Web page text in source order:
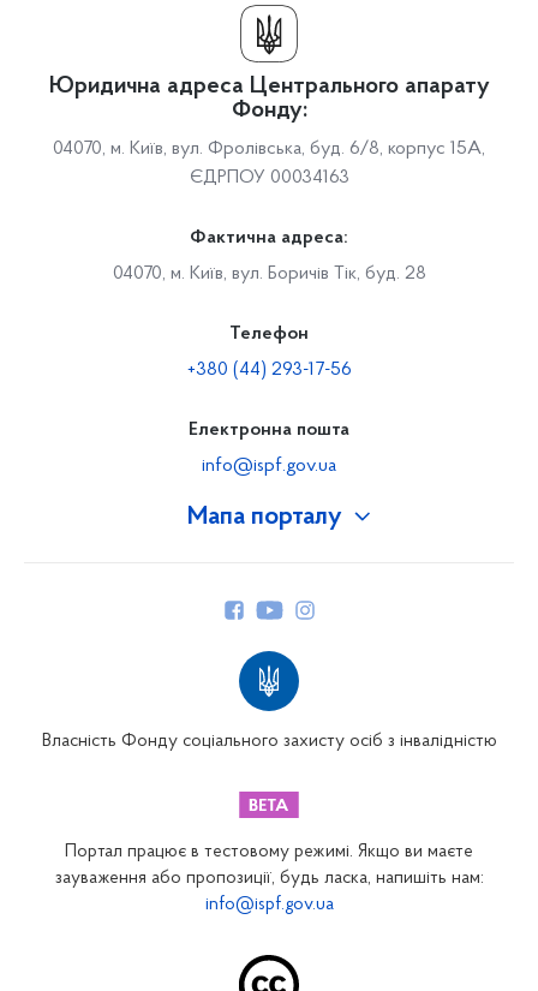
Мапа порталу
Закарпатське відділення
Запорізьке відділення
Юридична адреса Центрального апарату
Фонду:
04070, м. Київ, вул. Фролівська, буд. 6/8, корпус 15А,
ЄДРПОУ 00034163
Фактична адреса:
04070, м. Київ, вул. Боричів Тік, буд. 28
Телефон
+380 (44) 293-17-56
Електронна пошта
info@ispf.gov.ua
Власність Фонду соціального захисту осіб з інвалідністю
Портал працює в тестовому режимі. Якщо ви маєте
зауваження або пропозиції, будь ласка, напишіть нам:
info@ispf.gov.ua